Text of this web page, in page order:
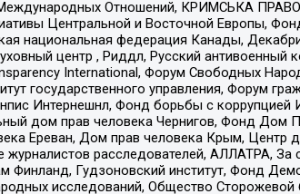
Отношений, КРИМСЬКА
Центральной и Восточной Европы,
национальная федерация Канады,
центр , Риддл, Русский антивоенный
International, Форум Свободных
государственного управления, Форум
Интернешнл, Фонд борьбы с коррупцией
дом прав человека Чернигов, Фонд Дом
Ереван, Дом прав человека Крым, Центр
расследователей, АЛЛАТРА, За
Финланд, Гудзоновский институт, Фонд
исследований, Общество Сторожевой